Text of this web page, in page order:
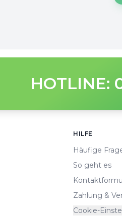
HOTLINE:
HILFE
Häufige
So geht es
Zahlung &
Cookie-